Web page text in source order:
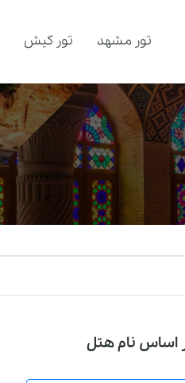
تور مشهد تور کیش
اساس نام هتل